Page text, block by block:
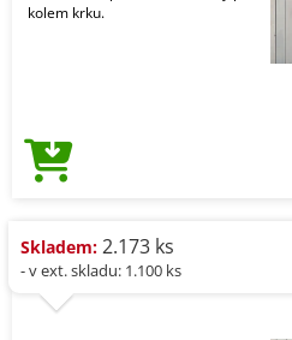
kolem krku.
Skladem: 2.173 ks
- v ext. skladu: 1.100 ks